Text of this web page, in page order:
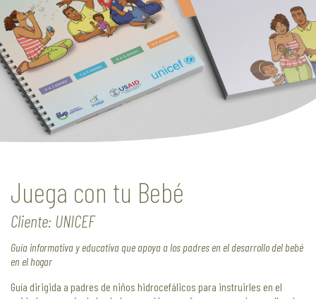
Juega con tu Bebé
Cliente: UNICEF
Guía informativa y educativa que apoya a los padres en el desarrollo del bebé
en el hogar
Guía dirigida a padres de niños hidrocefálicos para instruirles en el